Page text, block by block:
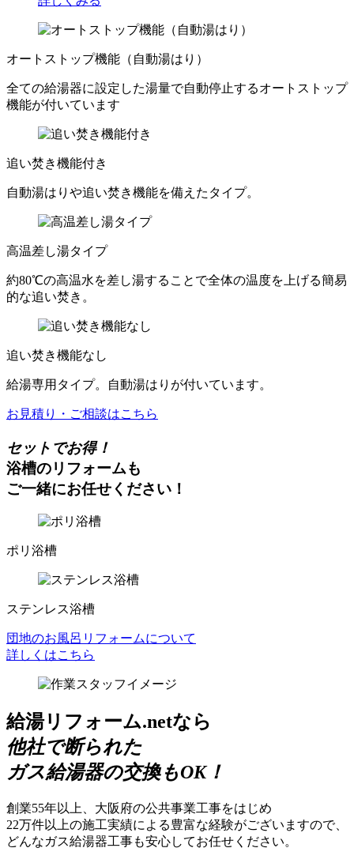
オートストップ機能（自動湯はり）
全ての給湯器に設定した湯量で自動停止するオートストップ
機能が付いています
追い焚き機能付き
自動湯はりや追い焚き機能を備えたタイプ。
高温差し湯タイプ
約80℃の高温水を差し湯することで全体の温度を上げる簡易
的な追い焚き。
追い焚き機能なし
給湯専用タイプ。自動湯はりが付いています。
お見積り・ご相談はこちら
セットでお得！
浴槽のリフォームも
ご一緒にお任せください！
ポリ浴槽
ステンレス浴槽
団地のお風呂リフォームについて
詳しくはこちら
給湯リフォーム.netなら
他社で断られた
ガス給湯器の交換もOK！
創業55年以上、大阪府の公共事業工事をはじめ
22万件以上の施工実績による豊富な経験がございますので、
どんなガス給湯器工事も安心してお任せください。